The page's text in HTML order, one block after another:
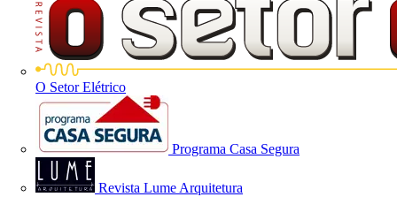
O Setor Elétrico
Programa Casa Segura
Revista Lume Arquitetura